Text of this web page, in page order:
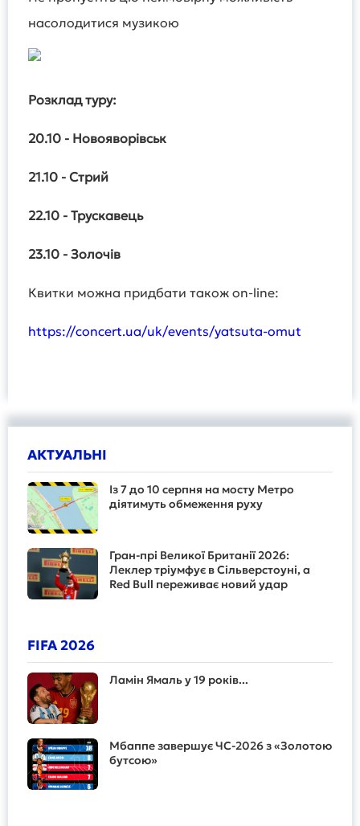
насолодитися музикою
Розклад туру:
20.10 - Новояворівськ
21.10 - Стрий
22.10 - Трускавець
23.10 - Золочів
Квитки можна придбати також on-line:
https://concert.ua/uk/events/yatsuta-omut
АКТУАЛЬНІ
Із 7 до 10 серпня на мосту Метро
діятимуть обмеження руху
Гран-прі Великої Британії 2026:
Леклер тріумфує в Сільверстоуні, а
Red Bull переживає новий удар
FIFA 2026
Ламін Ямаль у 19 років...
Мбаппе завершує ЧС-2026 з «Золотою
бутсою»